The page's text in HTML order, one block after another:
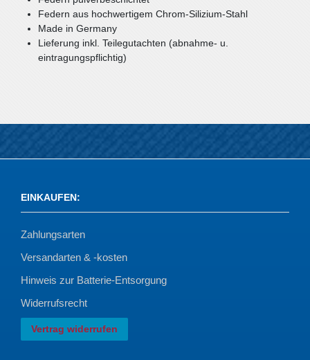
Federn aus hochwertigem Chrom-Silizium-Stahl
Made in Germany
Lieferung inkl. Teilegutachten (abnahme- u.
eintragungspflichtig)
EINKAUFEN:
Zahlungsarten
Versandarten & -kosten
Hinweis zur Batterie-Entsorgung
Widerrufsrecht
Vertrag widerrufen